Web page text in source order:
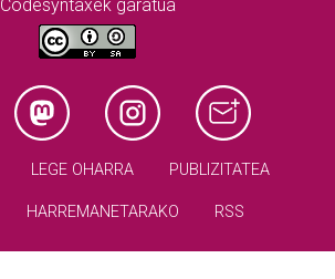
Codesyntaxek garatua
LEGE OHARRA PUBLIZITATEA
HARREMANETARAKO RSS